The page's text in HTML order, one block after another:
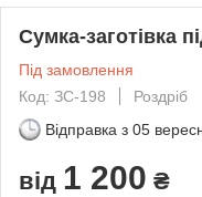
Сумка-заготівка
Під замовлення
Код: ЗС-198
Роздріб
Відправка з 05
від 1 200 ₴